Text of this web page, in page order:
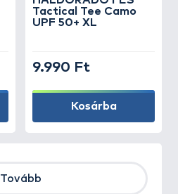
Tactical Tee Camo
UPF 50+ XL
9.990 Ft
Kosárba
Tovább